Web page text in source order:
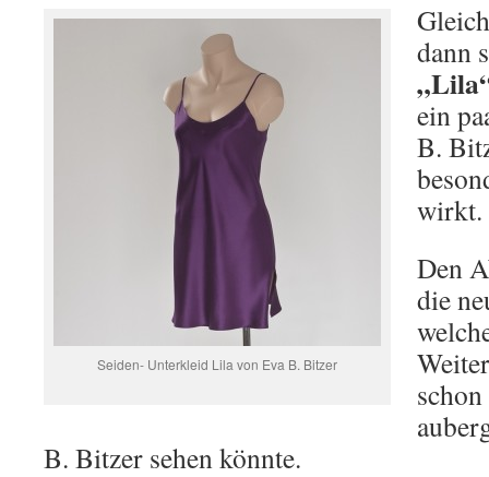
Seiden- Unterkleid Lila von Eva B. Bitzer
dann
ein
B.
wirkt.
Den
die
B. Bitzer sehen könnte.